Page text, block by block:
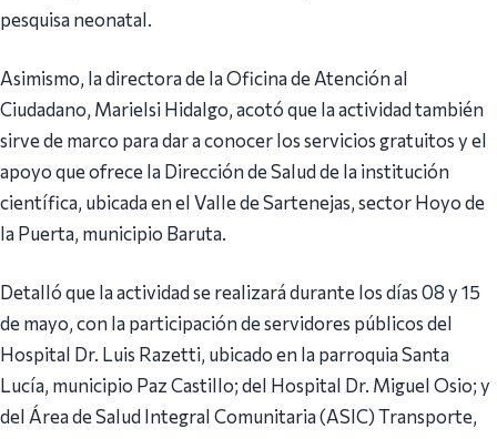
pesquisa neonatal.
Asimismo, la directora de la Oficina de Atención al
Ciudadano, Marielsi Hidalgo, acotó que la actividad también
sirve de marco para dar a conocer los servicios gratuitos y el
apoyo que ofrece la Dirección de Salud de la institución
científica, ubicada en el Valle de Sartenejas, sector Hoyo de
la Puerta, municipio Baruta.
Detalló que la actividad se realizará durante los días 08 y 15
de mayo, con la participación de servidores públicos del
Hospital Dr. Luis Razetti, ubicado en la parroquia Santa
Lucía, municipio Paz Castillo; del Hospital Dr. Miguel Osio; y
del Área de Salud Integral Comunitaria (ASIC) Transporte,